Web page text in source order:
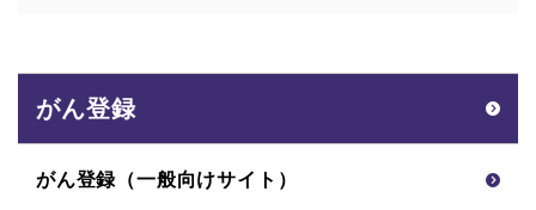
がん登録
がん登録（一般向けサイト）